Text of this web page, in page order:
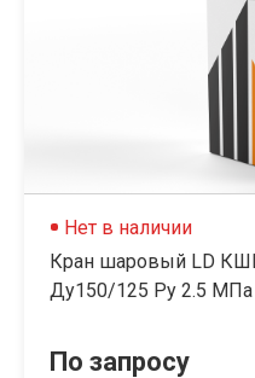
Нет в наличии
Кран шаровый LD
Ду150/125 Py 2.5 МПа
По запросу